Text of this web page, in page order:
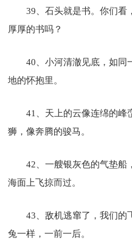
39、石头就是书。你们看
厚厚的书吗？
40、小河清澈见底，如同
地的怀抱里。
41、天上的云像连绵的峰
狮，像奔腾的骏马。
42、一艘银灰色的气垫船
海面上飞掠而过。
43、敌机逃窜了，我们的
兔一样，一前一后。